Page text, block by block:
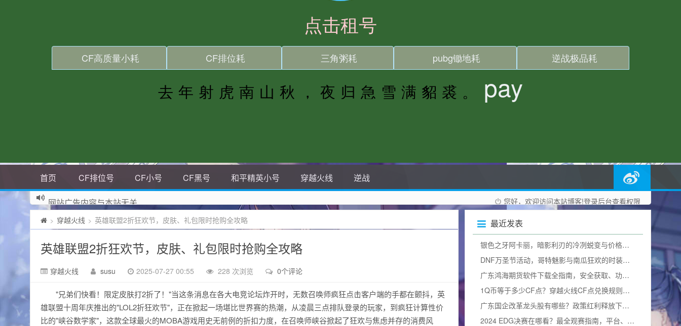
首页 CF排位号 CF小号 CF黑号 和平精英小号 穿越火线 逆战
您好，欢迎访问本站博客!登录后台查看权限
网站广告内容与本站无关
> 穿越火线 > 英雄联盟2折狂欢节，皮肤、礼包限时抢购全攻略
英雄联盟2折狂欢节，皮肤、礼包限时抢购全攻略
穿越火线 susu 2025-07-27 00:55 228 次浏览 0个评论
"兄弟们快看！限定皮肤打2折了！"当这条消息在各大电竞论坛炸开时，无数召唤师疯狂点击客户端的手都在颤抖，英
雄联盟十周年庆推出的"LOL2折狂欢节"，正在掀起一场堪比世界赛的热潮，从凌晨三点排队登录的玩家，到疯狂计算性价
比的"峡谷数学家"，这款全球最火的MOBA游戏用史无前例的折扣力度，在召唤师峡谷掀起了狂欢与焦虑并存的消费风
最近发表
银色之牙阿卡丽，暗影利刃的冷冽蜕变与价格询问
DNF万圣节活动，哥特魅影与南瓜狂欢的时装奇幻碰撞
广东鸿海期货软件下载全指南，安全获取、功能解析与使用技巧
1Q币等于多少CF点？穿越火线CF点兑换规则与实用攻略详解
广东国企改革龙头股有哪些？政策红利释放下的价值重估与布局窗口解析
2024 EDG决赛在哪看？最全观赛指南，平台、细节及视频观看方式汇总